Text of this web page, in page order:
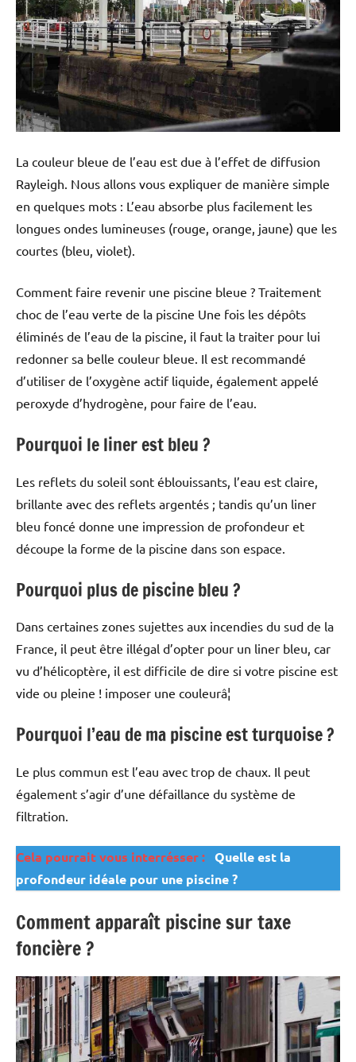
La couleur bleue de l’eau est due à l’effet de diffusion
Rayleigh. Nous allons vous expliquer de manière simple
en quelques mots : L’eau absorbe plus facilement les
longues ondes lumineuses (rouge, orange, jaune) que les
courtes (bleu, violet).
Comment faire revenir une piscine bleue ? Traitement
choc de l’eau verte de la piscine Une fois les dépôts
éliminés de l’eau de la piscine, il faut la traiter pour lui
redonner sa belle couleur bleue. Il est recommandé
d’utiliser de l’oxygène actif liquide, également appelé
peroxyde d’hydrogène, pour faire de l’eau.
Pourquoi le liner est bleu ?
Les reflets du soleil sont éblouissants, l’eau est claire,
brillante avec des reflets argentés ; tandis qu’un liner
bleu foncé donne une impression de profondeur et
découpe la forme de la piscine dans son espace.
Pourquoi plus de piscine bleu ?
Dans certaines zones sujettes aux incendies du sud de la
France, il peut être illégal d’opter pour un liner bleu, car
vu d’hélicoptère, il est difficile de dire si votre piscine est
vide ou pleine ! imposer une couleurâ¦
Pourquoi l’eau de ma piscine est turquoise ?
Le plus commun est l’eau avec trop de chaux. Il peut
également s’agir d’une défaillance du système de
filtration.
Cela pourrait vous interrésser : Quelle est la
profondeur idéale pour une piscine ?
Comment apparaît piscine sur taxe
foncière ?